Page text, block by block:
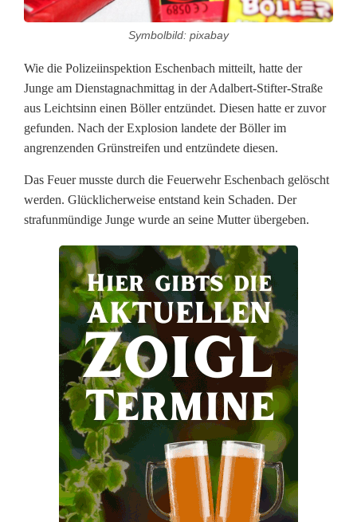
u
c
h
B
l
l
Symbolbild: pixabay
Wie die Polizeiinspektion Eschenbach mitteilt, hatte der
Junge am Dienstagnachmittag in der Adalbert-Stifter-Straße
aus Leichtsinn einen Böller entzündet. Diesen hatte er zuvor
gefunden. Nach der Explosion landete der Böller im
angrenzenden Grünstreifen und entzündete diesen.
Das Feuer musste durch die Feuerwehr Eschenbach gelöscht
werden. Glücklicherweise entstand kein Schaden. Der
strafunmündige Junge wurde an seine Mutter übergeben.